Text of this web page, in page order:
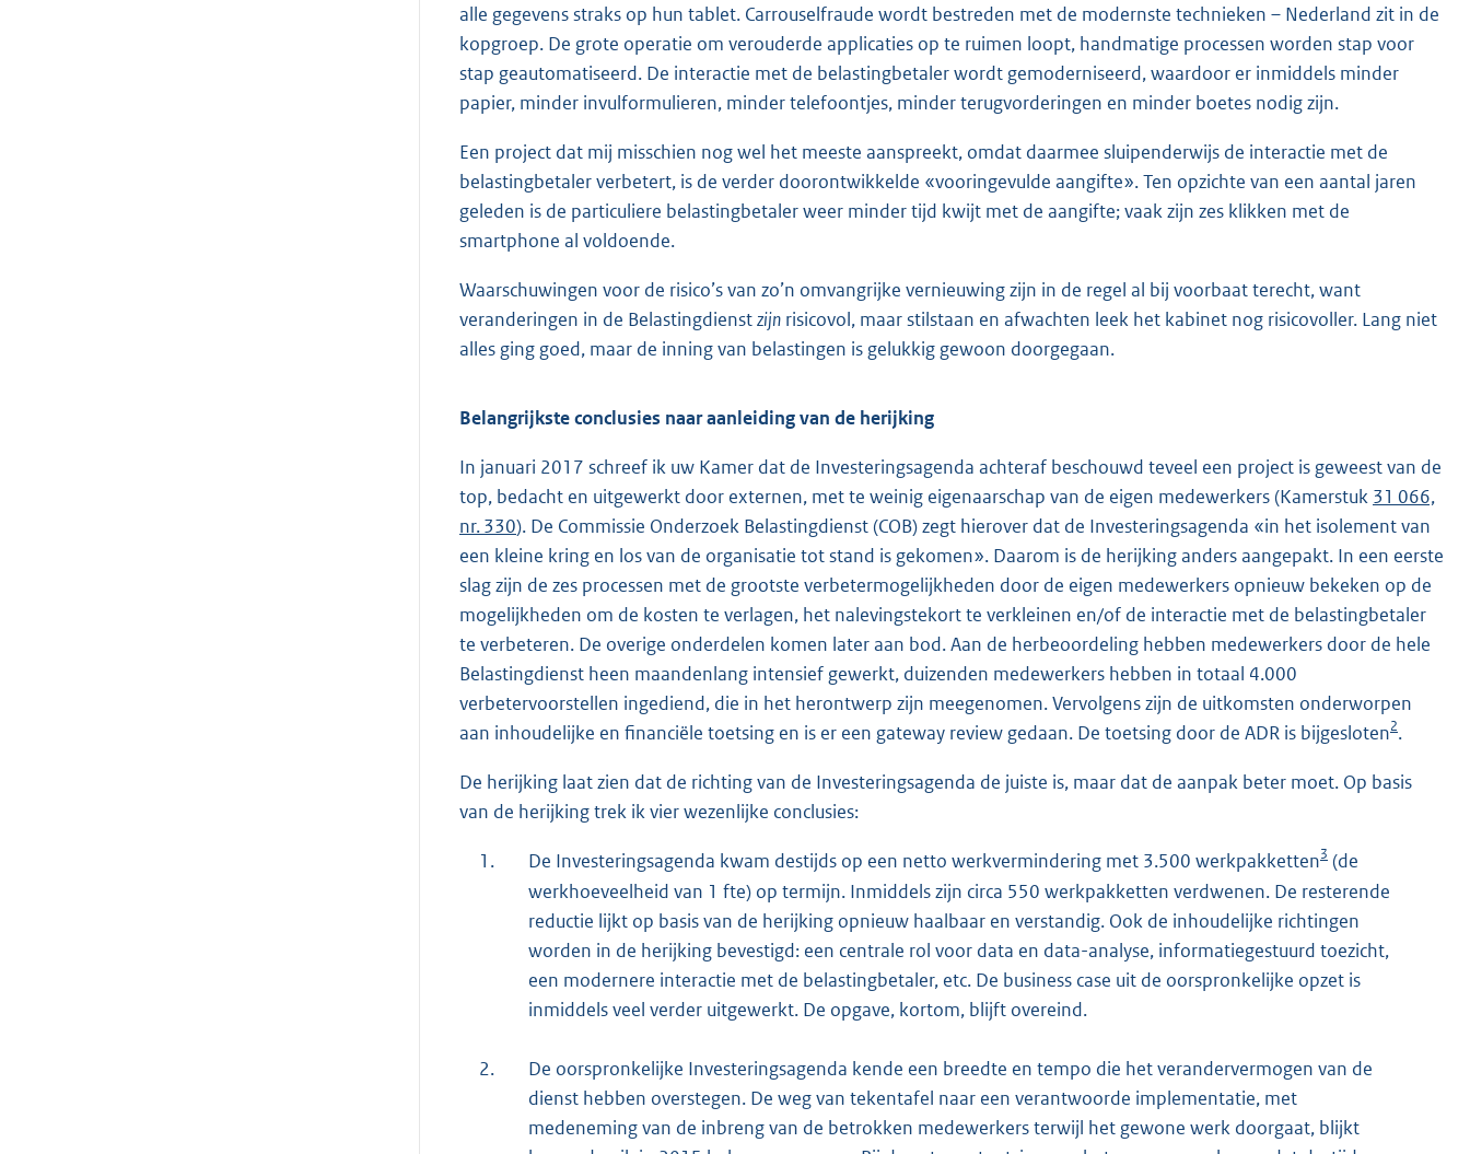
alle gegevens straks op hun tablet. Carrouselfraude wordt bestreden met de modernste technieken – Nederland zit in de
kopgroep. De grote operatie om verouderde applicaties op te ruimen loopt, handmatige processen worden stap voor
stap geautomatiseerd. De interactie met de belastingbetaler wordt gemoderniseerd, waardoor er inmiddels minder
papier, minder invulformulieren, minder telefoontjes, minder terugvorderingen en minder boetes nodig zijn.
Een project dat mij misschien nog wel het meeste aanspreekt, omdat daarmee sluipenderwijs de interactie met de
belastingbetaler verbetert, is de verder doorontwikkelde «vooringevulde aangifte». Ten opzichte van een aantal jaren
geleden is de particuliere belastingbetaler weer minder tijd kwijt met de aangifte; vaak zijn zes klikken met de
smartphone al voldoende.
Waarschuwingen voor de risico’s van zo’n omvangrijke vernieuwing zijn in de regel al bij voorbaat terecht, want
veranderingen in de Belastingdienstzijn risicovol, maar stilstaan en afwachten leek het kabinet nog risicovoller. Lang niet
alles ging goed, maar de inning van belastingen is gelukkig gewoon doorgegaan.
Belangrijkste conclusies naar aanleiding van de herijking
In januari 2017 schreef ik uw Kamer dat de Investeringsagenda achteraf beschouwd teveel een project is geweest van de
top, bedacht en uitgewerkt door externen, met te weinig eigenaarschap van de eigen medewerkers (Kamerstuk 31 066,
nr. 330). De Commissie Onderzoek Belastingdienst (COB) zegt hierover dat de Investeringsagenda «in het isolement van
een kleine kring en los van de organisatie tot stand is gekomen». Daarom is de herijking anders aangepakt. In een eerste
slag zijn de zes processen met de grootste verbetermogelijkheden door de eigen medewerkers opnieuw bekeken op de
mogelijkheden om de kosten te verlagen, het nalevingstekort te verkleinen en/of de interactie met de belastingbetaler
te verbeteren. De overige onderdelen komen later aan bod. Aan de herbeoordeling hebben medewerkers door de hele
Belastingdienst heen maandenlang intensief gewerkt, duizenden medewerkers hebben in totaal 4.000
verbetervoorstellen ingediend, die in het herontwerp zijn meegenomen. Vervolgens zijn de uitkomsten onderworpen
aan inhoudelijke en financiële toetsing en is er een gateway review gedaan. De toetsing door de ADR is bijgesloten2.
De herijking laat zien dat de richting van de Investeringsagenda de juiste is, maar dat de aanpak beter moet. Op basis
van de herijking trek ik vier wezenlijke conclusies:
1. De Investeringsagenda kwam destijds op een netto werkvermindering met 3.500 werkpakketten3 (de
werkhoeveelheid van 1 fte) op termijn. Inmiddels zijn circa 550 werkpakketten verdwenen. De resterende
reductie lijkt op basis van de herijking opnieuw haalbaar en verstandig. Ook de inhoudelijke richtingen
worden in de herijking bevestigd: een centrale rol voor data en data-analyse, informatiegestuurd toezicht,
een modernere interactie met de belastingbetaler, etc. De business case uit de oorspronkelijke opzet is
inmiddels veel verder uitgewerkt. De opgave, kortom, blijft overeind.
2.
De oorspronkelijke Investeringsagenda kende een breedte en tempo die het verandervermogen van de
dienst hebben overstegen. De weg van tekentafel naar een verantwoorde implementatie, met
medeneming van de inbreng van de betrokken medewerkers terwijl het gewone werk doorgaat, blijkt